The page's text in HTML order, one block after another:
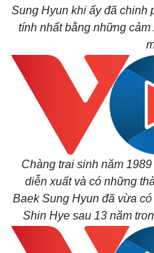
Sung Hyun khi ấy đã chinh
tính nhất bằng những
Chàng trai sinh năm
diễn xuất và có những
Baek Sung Hyun đã vừa
Shin Hye sau 13 năm